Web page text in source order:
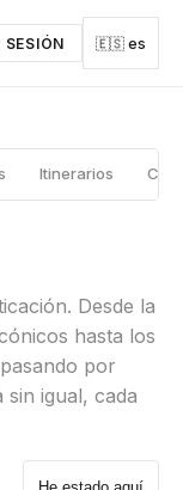
SESIÓN 🇪🇸 es
Itinerarios
Desde la
hasta los
por
igual, cada
He estado aquí